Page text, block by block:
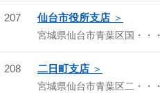
207 仙台市役所支店
宮城県仙台市青葉区国・・・
208 二日町支店
宮城県仙台市青葉区二・・・